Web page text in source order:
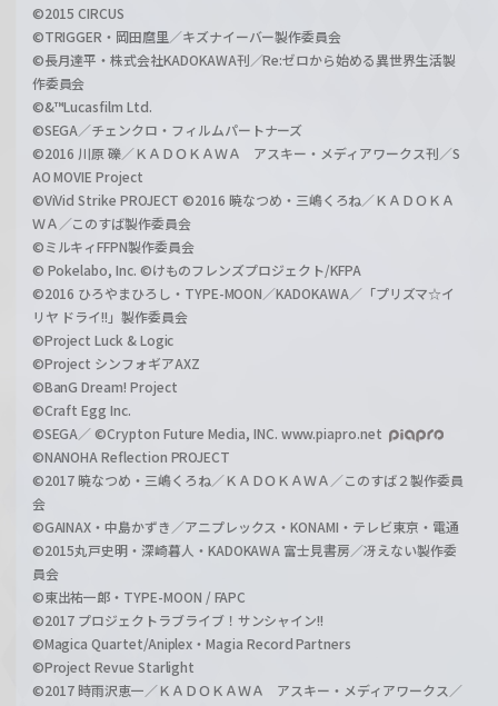
©2015 CIRCUS
©TRIGGER・岡田麿里／キズナイーバー製作委員会
©長月達平・株式会社KADOKAWA刊／Re:ゼロから始める異世界生活製
作委員会
©&™Lucasfilm Ltd.
©SEGA／チェンクロ・フィルムパートナーズ
©2016 川原 礫／ＫＡＤＯＫＡＷＡ アスキー・メディアワークス刊／S
AO MOVIE Project
©ViVid Strike PROJECT ©2016 暁なつめ・三嶋くろね／ＫＡＤＯＫＡ
ＷＡ／このすば製作委員会
©ミルキィFFPN製作委員会
© Pokelabo, Inc. ©けものフレンズプロジェクト/KFPA
©2016 ひろやまひろし・TYPE-MOON／KADOKAWA／「プリズマ☆イ
リヤ ドライ!!」製作委員会
©Project Luck & Logic
©Project シンフォギアAXZ
©BanG Dream! Project
©Craft Egg Inc.
©SEGA／ ©Crypton Future Media, INC. www.piapro.net
©NANOHA Reflection PROJECT
©2017 暁なつめ・三嶋くろね／ＫＡＤＯＫＡＷＡ／このすば２製作委員
会
©GAINAX・中島かずき／アニプレックス・KONAMI・テレビ東京・電通
©2015丸戸史明・深崎暮人・KADOKAWA 富士見書房／冴えない製作委
員会
©東出祐一郎・TYPE-MOON / FAPC
©2017 プロジェクトラブライブ！サンシャイン!!
©Magica Quartet/Aniplex・Magia Record Partners
©Project Revue Starlight
©2017 時雨沢恵一／ＫＡＤＯＫＡＷＡ アスキー・メディアワークス／